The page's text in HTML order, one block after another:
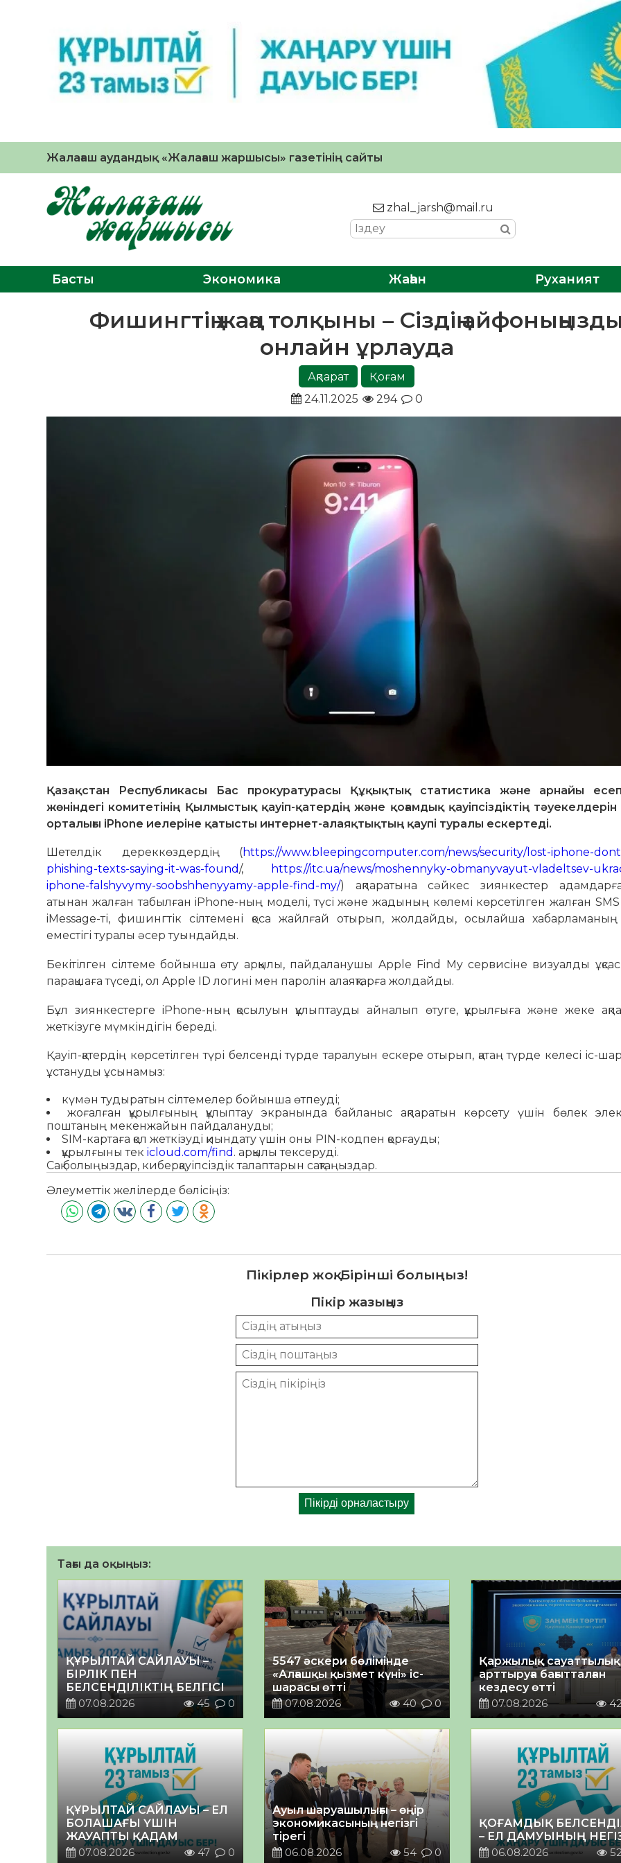
Жалағаш аудандық «Жалағаш жаршысы» газетінің сайты
zhal_jarsh@mail.ru
Басты Экономика Жаһан Руханият
Фишингтің жаңа толқыны – Сіздің айфоныңызды
онлайн ұрлауда
Ақпарат
Қоғам
24.11.2025
294 0
Қазақстан Республикасы Бас прокуратурасы Құқықтық статистика және арнайы
жөніндегі комитетінің Қылмыстық қауіп-қатердің және қоғамдық қауіпсіздіктің
орталығы iPhone иелеріне қатысты интернет-алаяқтықтың қаупі туралы ескертеді.
Шетелдік дереккөздердің (https://www.bleepingcomputer.com/news/security/lost-iphone-
phishing-texts-saying-it-was-found/, https://itc.ua/news/moshennyky-obmanyvayut-vladeltsev-
iphone-falshyvymy-soobshhenyyamy-apple-find-my/) ақпаратына сәйкес зиянкестер
атынан жалған табылған iPhone-ның моделі, түсі және жадының көлемі көрсетілген жалған
iMessage-ті, фишингтік сілтемені қоса жайлғай отырып, жолдайды, осылайша
еместігі туралы әсер туындайды.
Бекітілген сілтеме бойынша өту арқылы, пайдаланушы Apple Find My сервисіне визуалды
парақшаға түседі, ол Apple ID логині мен паролін алаяқтарға жолдайды.
Бұл зиянкестерге iPhone-ның қосылуын құлыптауды айналып өтуге, құрылғыға және жеке
жеткізуге мүмкіндігін береді.
Қауіп-қатердің көрсетілген түрі белсенді түрде таралуын ескере отырып, қатаң түрде келесі іс-
ұстануды ұсынамыз:
күмән тудыратын сілтемелер бойынша өтпеуді;
жоғалған құрылғының құлыптау экранында байланыс ақпаратын көрсету үшін бөлек
поштаның мекенжайын пайдалануды;
SIM-картаға қол жеткізуді қиындату үшін оны PIN-кодпен қорғауды;
құрылғыны текicloud.com/find . арқылы тексеруді.
Сақ болыңыздар, киберқауіпсіздік талаптарын сақтаңыздар.
Әлеуметтік желілерде бөлісіңіз:
Пікірлер жоқ. Бірінші болыңыз!
Пікір жазыңыз
Тағы да оқыңыз:
ҚҰРЫЛТАЙ САЙЛАУЫ –
БІРЛІК ПЕН
БЕЛСЕНДІЛІКТІҢ БЕЛГІСІ
07.08.2026
45 0
5547 әскери бөлімінде
«Алғашқы қызмет күні» іс-
шарасы өтті
07.08.2026
40 0
Қаржылық
арттыруға бағытталған
кездесу өтті
07.08.2026
ҚҰРЫЛТАЙ САЙЛАУЫ – ЕЛ
БОЛАШАҒЫ ҮШІН
ЖАУАПТЫ ҚАДАМ
07.08.2026
47 0
Ауыл шаруашылығы – өңір
экономикасының негізгі
тірегі
06.08.2026
54 0
ҚОҒАМДЫҚ
– ЕЛ ДАМУЫНЫҢ
06.08.2026